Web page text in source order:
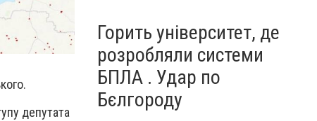
депутата
Горить університет, де
розробляли системи
БПЛА . Удар по
Бєлгороду